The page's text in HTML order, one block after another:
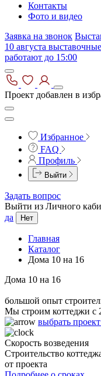
Контакты
Фото и видео
Заявка на звонок
10 августа
работают до 15:00
Проект добавлен в
Избранное
FAQ
Профиль
Выйти
Задать вопрос
Выйти из Личного
да
Нет
Главная
Каталог
Дома 10 на 16
Дома 10 на 16
большой опыт
Мы строим коттеджи с
выбрать
Скорость возведения
Строительство
от проекта